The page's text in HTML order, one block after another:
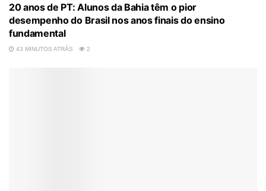
20 anos de PT: Alunos da Bahia têm o pior
desempenho do Brasil nos anos finais do ensino
fundamental
43 MINUTOS ATRÁS 2